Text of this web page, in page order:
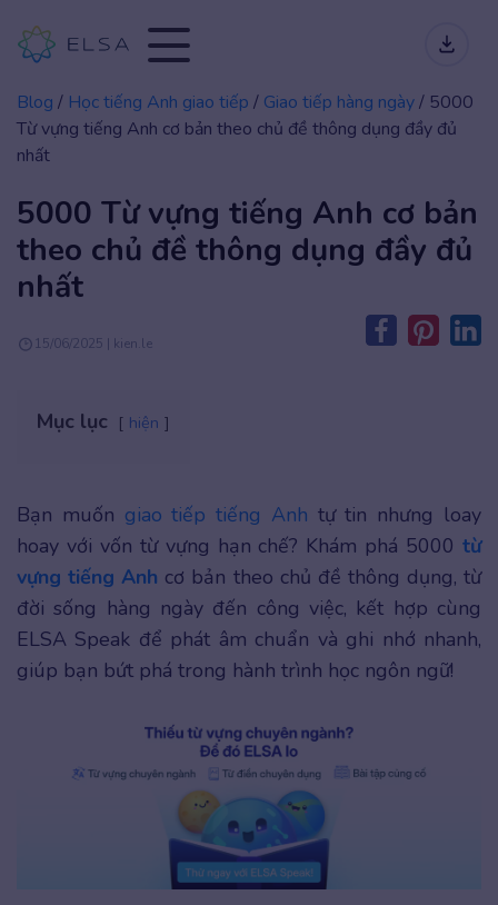
Blog / Học tiếng Anh giao tiếp / Giao tiếp hàng ngày/ 5000
Từ vựng tiếng Anh cơ bản theo chủ đề thông dụng đầy đủ
nhất
5000 Từ vựng tiếng Anh cơ bản
theo chủ đề thông dụng đầy đủ
nhất
15/06/2025 | kien.le
Mục lục hiện
Bạn muốn giao tiếp tiếng Anh tự tin nhưng loay
hoay với vốn từ vựng hạn chế? Khám phá 5000 từ
vựng tiếng Anh cơ bản theo chủ đề thông dụng, từ
đời sống hàng ngày đến công việc, kết hợp cùng
ELSA Speak để phát âm chuẩn và ghi nhớ nhanh,
giúp bạn bứt phá trong hành trình học ngôn ngữ!